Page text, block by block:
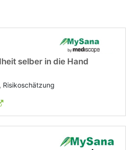
selber in die Hand
Risikoschätzung